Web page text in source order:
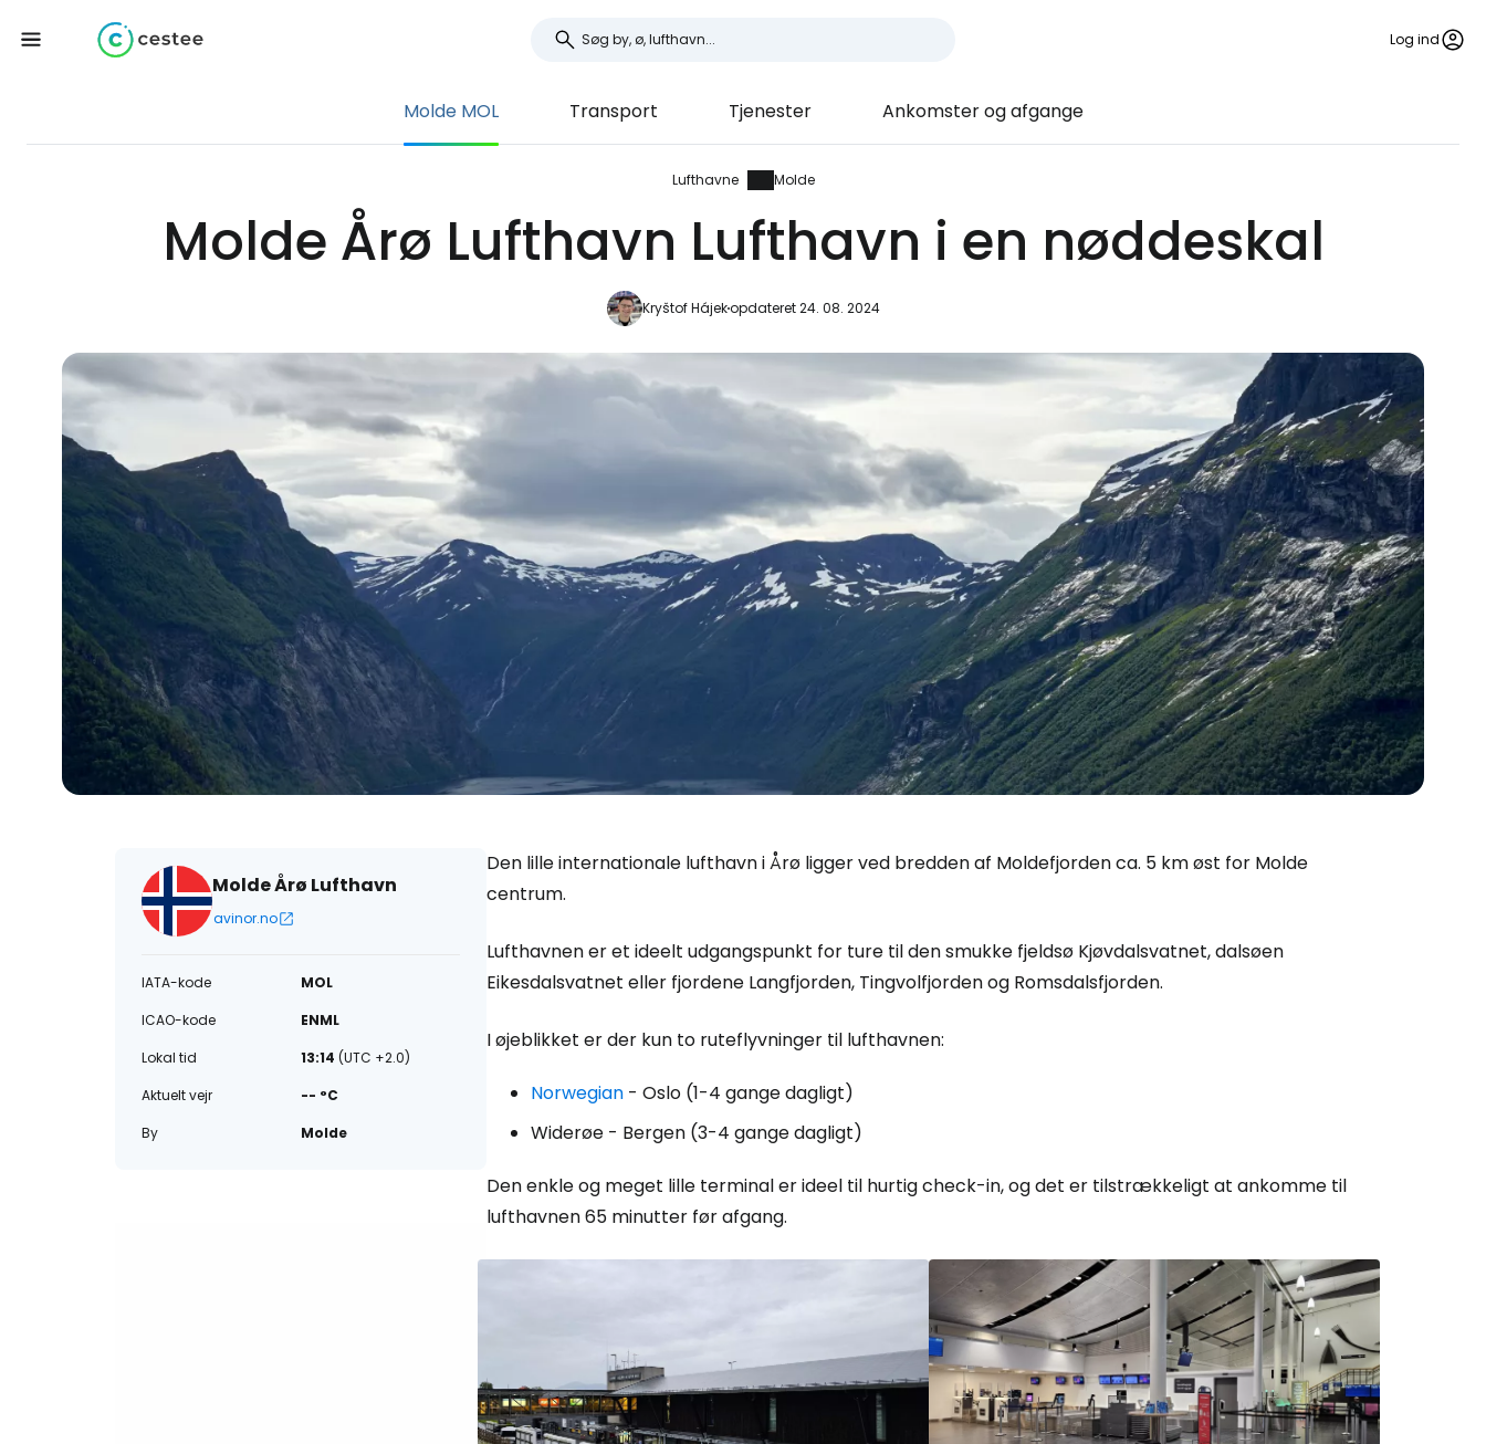
Log ind
Molde MOL Transport Tjenester Ankomster og afgange
Lufthavne Molde
Molde Årø Lufthavn Lufthavn i en nøddeskal
Kryštof Hájekopdateret 24. 08. 2024
Molde Årø Lufthavn
avinor.no
IATA-kode
MOL
ICAO-kode
ENML
Lokal tid
13:14 (UTC +2.0)
Aktuelt vejr
-- °C
By
Molde
Den lille internationale lufthavn i Årø ligger ved bredden af Moldefjorden ca. 5 km øst for Molde
centrum.
Lufthavnen er et ideelt udgangspunkt for ture til den smukke fjeldsø Kjøvdalsvatnet, dalsøen
Eikesdalsvatnet eller fjordene Langfjorden, Tingvolfjorden og Romsdalsfjorden.
I øjeblikket er der kun to ruteflyvninger til lufthavnen:
Norwegian - Oslo (1-4 gange dagligt)
Widerøe - Bergen (3-4 gange dagligt)
Den enkle og meget lille terminal er ideel til hurtig check-in, og det er tilstrækkeligt at ankomme til
lufthavnen 65 minutter før afgang.Log ind på Cestee
... det verdensomspændende rejsefællesskab
Fortsæt med Google
Fortsæt med Facebook